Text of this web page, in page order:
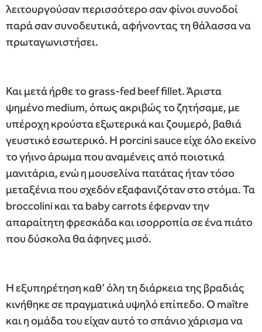
λειτουργούσαν περισσότερο σαν φίνοι συνοδοί
παρά σαν συνοδευτικά, αφήνοντας τη θάλασσα να
πρωταγωνιστήσει.
Και μετά ήρθε το grass-fed beef fillet. Άριστα
ψημένο medium, όπως ακριβώς το ζητήσαμε, με
υπέροχη κρούστα εξωτερικά και ζουμερό, βαθιά
γευστικό εσωτερικό. Η porcini sauce είχε όλο εκείνο
το γήινο άρωμα που αναμένεις από ποιοτικά
μανιτάρια, ενώ η μουσελίνα πατάτας ήταν τόσο
μεταξένια που σχεδόν εξαφανιζόταν στο στόμα. Τα
broccolini και τα baby carrots έφερναν την
απαραίτητη φρεσκάδα και ισορροπία σε ένα πιάτο
που δύσκολα θα άφηνες μισό.
Η εξυπηρέτηση καθ’ όλη τη διάρκεια της βραδιάς
κινήθηκε σε πραγματικά υψηλό επίπεδο. Ο maître
και η ομάδα του είχαν αυτό το σπάνιο χάρισμα να